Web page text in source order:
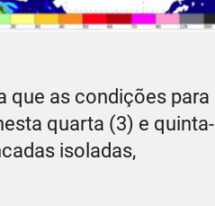
que as condições para
quarta (3) e quinta-
isoladas,